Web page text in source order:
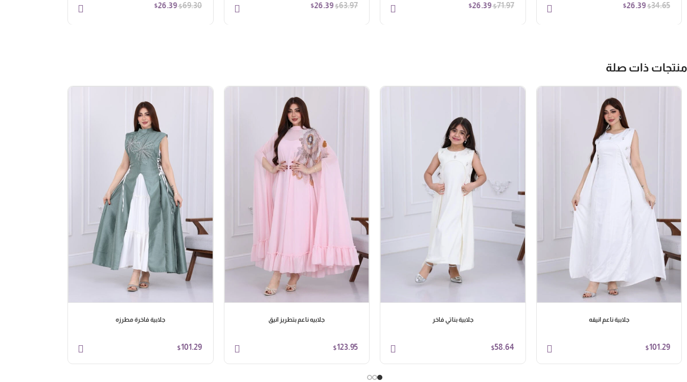
$34.65
$26.39
$71.97
$26.39
$63.97
$26.39
$69.30
$26.39
منتجات ذات صلة
جلابية ناعم انيقه
$101.29
جلابية بناتي فاخر
$58.64
جلابيه ناعم بتطريز انيق
$123.95
جلابية فاخرة مطرزه
$101.29